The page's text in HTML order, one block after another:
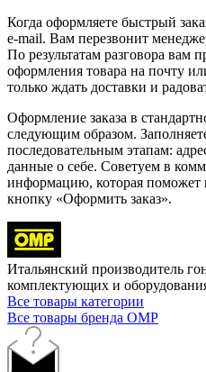
Когда оформляете быстрый
e-mail. Вам перезвонит
По результатам разговора вам
оформления товара на почту
только ждать доставки и
Оформление заказа в
следующим образом.
последовательным этапам:
данные о себе. Советуем в
информацию, которая поможет
кнопку «Оформить заказ».
Итальянский производитель
комплектующих и
Все товары категории
Все товары бренда OMP